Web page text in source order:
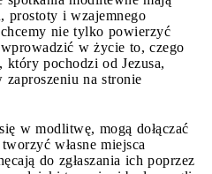
prostoty i wzajemnego
nie tylko powierzyć
w życie to, czego
pochodzi od Jezusa,
na stronie
w modlitwę, mogą dołączać
własne miejsca
do zgłaszania ich poprzez